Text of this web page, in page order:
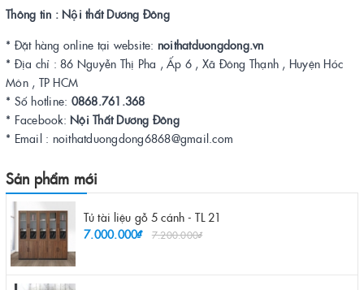
Thông tin : Nội thất Dương Đông
* Đặt hàng online tại website: noithatduongdong.vn
* Địa chỉ : 86 Nguyễn Thị Pha , Ấp 6 , Xã Đông Thạnh , Huyện Hóc
Môn , TP HCM
* Số hotline: 0868.761.368
* Facebook: Nội Thất Dương Đông
* Email : noithatduongdong6868@gmail.com
Sản phẩm mới
Tủ tài liệu gỗ 5 cánh - TL 21
7.000.000₫
7.200.000₫